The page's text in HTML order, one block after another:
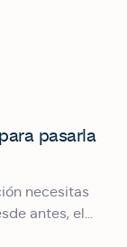
pasarla
necesitas
antes, el
un trámite.